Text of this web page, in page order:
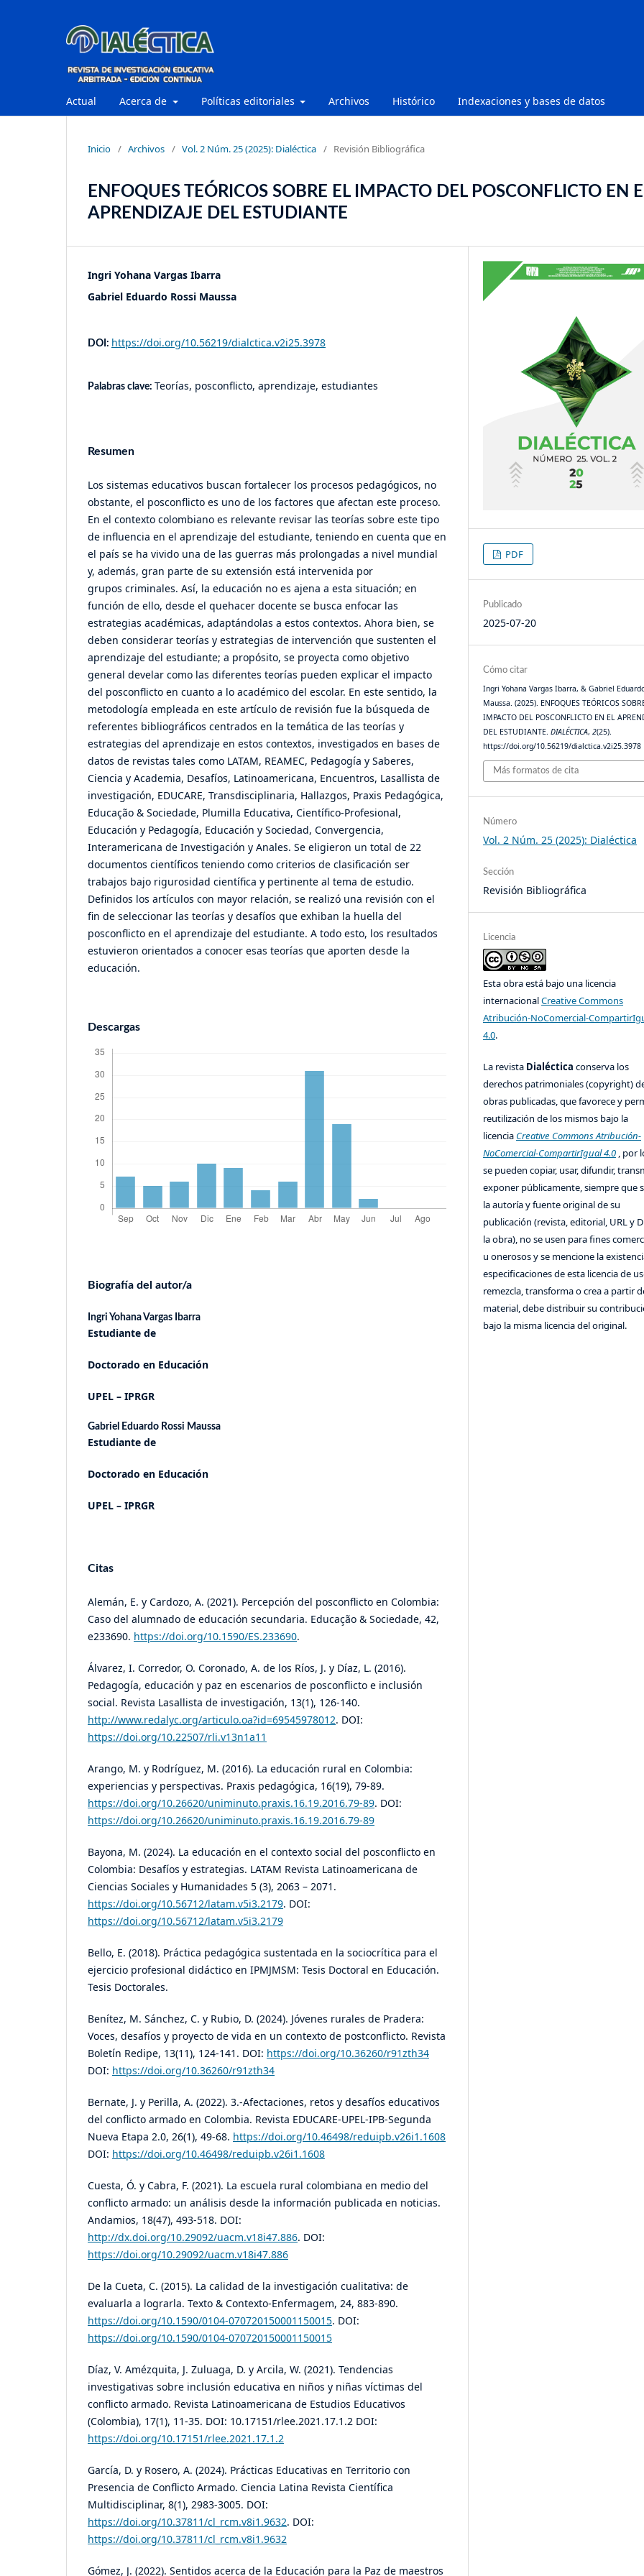
Actual Acerca de Políticas editoriales Archivos Histórico Indexaciones y bases de datos
Inicio / Archivos / Vol. 2 Núm. 25 (2025): Dialéctica / Revisión Bibliográfica
ENFOQUES TEÓRICOS SOBRE EL IMPACTO DEL POSCONFLICTO EN
APRENDIZAJE DEL ESTUDIANTE
Ingri Yohana Vargas Ibarra
Gabriel Eduardo Rossi Maussa
DOI: https://doi.org/10.56219/dialctica.v2i25.3978
Palabras clave: Teorías, posconflicto, aprendizaje, estudiantes
Resumen
Los sistemas educativos buscan fortalecer los procesos pedagógicos, no
obstante, el posconflicto es uno de los factores que afectan este proceso.
En el contexto colombiano es relevante revisar las teorías sobre este tipo
de influencia en el aprendizaje del estudiante, teniendo en cuenta que en
el país se ha vivido una de las guerras más prolongadas a nivel mundial
y, además, gran parte de su extensión está intervenida por
grupos criminales. Así, la educación no es ajena a esta situación; en
función de ello, desde el quehacer docente se busca enfocar las
estrategias académicas, adaptándolas a estos contextos. Ahora bien, se
deben considerar teorías y estrategias de intervención que sustenten el
aprendizaje del estudiante; a propósito, se proyecta como objetivo
general develar como las diferentes teorías pueden explicar el impacto
del posconflicto en cuanto a lo académico del escolar. En este sentido, la
metodología empleada en este artículo de revisión fue la búsqueda de
referentes bibliográficos centrados en la temática de las teorías y
estrategias del aprendizaje en estos contextos, investigados en bases de
datos de revistas tales como LATAM, REAMEC, Pedagogía y Saberes,
Ciencia y Academia, Desafíos, Latinoamericana, Encuentros, Lasallista de
investigación, EDUCARE, Transdisciplinaria, Hallazgos, Praxis Pedagógica,
Educação & Sociedade, Plumilla Educativa, Científico-Profesional,
Educación y Pedagogía, Educación y Sociedad, Convergencia,
Interamericana de Investigación y Anales. Se eligieron un total de 22
documentos científicos teniendo como criterios de clasificación ser
trabajos bajo rigurosidad científica y pertinente al tema de estudio.
Definidos los artículos con mayor relación, se realizó una revisión con el
fin de seleccionar las teorías y desafíos que exhiban la huella del
posconflicto en el aprendizaje del estudiante. A todo esto, los resultados
estuvieron orientados a conocer esas teorías que aporten desde la
educación.
Descargas
Biografía del autor/a
Ingri Yohana Vargas Ibarra
Estudiante de
Doctorado en Educación
UPEL – IPRGR
Gabriel Eduardo Rossi Maussa
Estudiante de
Doctorado en Educación
UPEL – IPRGR
Citas
Alemán, E. y Cardozo, A. (2021). Percepción del posconflicto en Colombia:
Caso del alumnado de educación secundaria. Educação & Sociedade, 42,
e233690. https://doi.org/10.1590/ES.233690.
Álvarez, I. Corredor, O. Coronado, A. de los Ríos, J. y Díaz, L. (2016).
Pedagogía, educación y paz en escenarios de posconflicto e inclusión
social. Revista Lasallista de investigación, 13(1), 126-140.
http://www.redalyc.org/articulo.oa?id=69545978012. DOI:
https://doi.org/10.22507/rli.v13n1a11
Arango, M. y Rodríguez, M. (2016). La educación rural en Colombia:
experiencias y perspectivas. Praxis pedagógica, 16(19), 79-89.
https://doi.org/10.26620/uniminuto.praxis.16.19.2016.79-89. DOI:
https://doi.org/10.26620/uniminuto.praxis.16.19.2016.79-89
Bayona, M. (2024). La educación en el contexto social del posconflicto en
Colombia: Desafíos y estrategias. LATAM Revista Latinoamericana de
Ciencias Sociales y Humanidades 5 (3), 2063 – 2071.
https://doi.org/10.56712/latam.v5i3.2179. DOI:
https://doi.org/10.56712/latam.v5i3.2179
Bello, E. (2018). Práctica pedagógica sustentada en la sociocrítica para el
ejercicio profesional didáctico en IPMJMSM: Tesis Doctoral en Educación.
Tesis Doctorales.
Benítez, M. Sánchez, C. y Rubio, D. (2024). Jóvenes rurales de Pradera:
Voces, desafíos y proyecto de vida en un contexto de postconflicto. Revista
Boletín Redipe, 13(11), 124-141. DOI: https://doi.org/10.36260/r91zth34
DOI: https://doi.org/10.36260/r91zth34
Bernate, J. y Perilla, A. (2022). 3.-Afectaciones, retos y desafíos educativos
del conflicto armado en Colombia. Revista EDUCARE-UPEL-IPB-Segunda
Nueva Etapa 2.0, 26(1), 49-68. https://doi.org/10.46498/reduipb.v26i1.1608
DOI: https://doi.org/10.46498/reduipb.v26i1.1608
Cuesta, Ó. y Cabra, F. (2021). La escuela rural colombiana en medio del
conflicto armado: un análisis desde la información publicada en noticias.
Andamios, 18(47), 493-518. DOI:
http://dx.doi.org/10.29092/uacm.v18i47.886. DOI:
https://doi.org/10.29092/uacm.v18i47.886
De la Cueta, C. (2015). La calidad de la investigación cualitativa: de
evaluarla a lograrla. Texto & Contexto-Enfermagem, 24, 883-890.
https://doi.org/10.1590/0104-070720150001150015. DOI:
https://doi.org/10.1590/0104-070720150001150015
Díaz, V. Amézquita, J. Zuluaga, D. y Arcila, W. (2021). Tendencias
investigativas sobre inclusión educativa en niños y niñas víctimas del
conflicto armado. Revista Latinoamericana de Estudios Educativos
(Colombia), 17(1), 11-35. DOI: 10.17151/rlee.2021.17.1.2 DOI:
https://doi.org/10.17151/rlee.2021.17.1.2
García, D. y Rosero, A. (2024). Prácticas Educativas en Territorio con
Presencia de Conflicto Armado. Ciencia Latina Revista Científica
Multidisciplinar, 8(1), 2983-3005. DOI:
https://doi.org/10.37811/cl_rcm.v8i1.9632. DOI:
https://doi.org/10.37811/cl_rcm.v8i1.9632
Gómez, J. (2022). Sentidos acerca de la Educación para la Paz de maestros
PDF
Publicado
2025-07-20
Cómo citar
Ingri Yohana Vargas Ibarra, & Gabriel
Maussa. (2025). ENFOQUES TEÓRICOS
IMPACTO DEL POSCONFLICTO EN EL
DEL ESTUDIANTE.DIALÉCTICA,2(25).
https://doi.org/10.56219/dialctica.v2i25.3978
Más formatos de cita
Número
Vol. 2 Núm. 25 (2025): Dialéctica
Sección
Revisión Bibliográfica
Licencia
Esta obra está bajo una licencia
internacionalCreative Commons
Atribución-NoComercial-
4.0.
La revista Dialécticaconserva los
derechos patrimoniales (copyright)
obras publicadas, que favorece y
reutilización de los mismos bajo la
licencia Creative Commons Atribución-
NoComercial-CompartirIgual 4.0 , por
se pueden copiar, usar, difundir,
exponer públicamente, siempre que
la autoría y fuente original de su
publicación (revista, editorial, URL y
la obra), no se usen para fines
u onerosos y se mencione la
especificaciones de esta licencia de
remezcla, transforma o crea a partir
material, debe distribuir su
bajo la misma licencia del original.